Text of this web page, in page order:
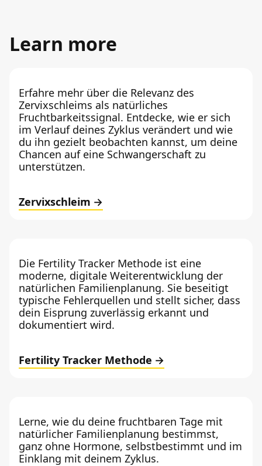
Learn more
Erfahre mehr über die Relevanz des
Zervixschleims als natürliches
Fruchtbarkeitssignal. Entdecke, wie er sich
im Verlauf deines Zyklus verändert und wie
du ihn gezielt beobachten kannst, um deine
Chancen auf eine Schwangerschaft zu
unterstützen.
Zervixschleim
Die Fertility Tracker Methode ist eine
moderne, digitale Weiterentwicklung der
natürlichen Familienplanung. Sie beseitigt
typische Fehlerquellen und stellt sicher, dass
dein Eisprung zuverlässig erkannt und
dokumentiert wird.
Fertility Tracker Methode
Lerne, wie du deine fruchtbaren Tage mit
natürlicher Familienplanung bestimmst,
ganz ohne Hormone, selbstbestimmt und im
Einklang mit deinem Zyklus.